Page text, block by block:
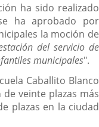
ha sido realizado
ha aprobado por
la moción de
del servicio de
municipales".
Caballito Blanco
veinte plazas más
plazas en la ciudad